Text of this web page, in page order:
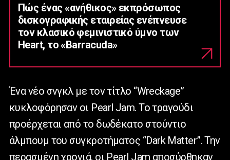
Πώς ένας «ανήθικος» εκπρόσωπος
δισκογραφικής εταιρείας ενέπνευσε
τον κλασικό φεμινιστικό ύμνο των
Heart, το «Barracuda»
Ένα νέο σνγκλ με τον τίτλο “Wreckage”
κυκλοφόρησαν οι Pearl Jam. To τραγούδι
προέρχεται από το δωδέκατο στούντιο
άλμπουμ του συγκροτήματος “Dark Matter”. Την
περασμένη χρονιά, οι Pearl Jam αποσύρθηκαν